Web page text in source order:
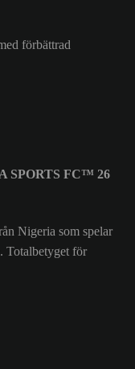
förbättrad
SPORTS FC™ 26
Nigeria som spelar
Totalbetyget för